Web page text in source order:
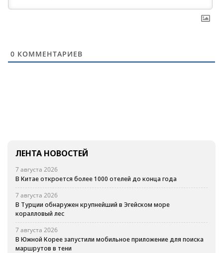
0 КОММЕНТАРИЕВ
ЛЕНТА НОВОСТЕЙ
7 августа 2026
В Китае откроется более 1000 отелей до конца года
7 августа 2026
В Турции обнаружен крупнейший в Эгейском море
коралловый лес
7 августа 2026
В Южной Корее запустили мобильное приложение для поиска
маршрутов в тени